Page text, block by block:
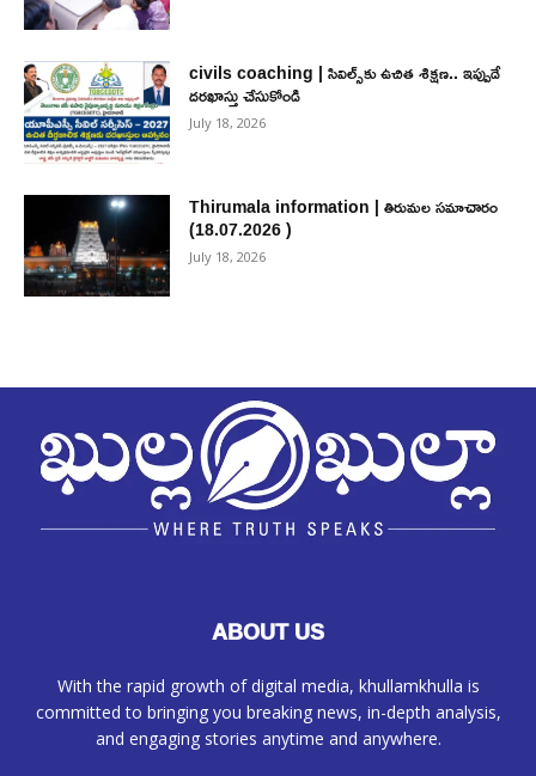
civils coaching | సివిల్స్‌కు ఉచిత శిక్ష‌ణ.. ఇప్పుడే
ద‌ర‌ఖాస్తు చేసుకోండి
July 18, 2026
Thirumala information | తిరుమల సమాచారం
(18.07.2026 )
July 18, 2026
ABOUT US
With the rapid growth of digital media, khullamkhulla is
committed to bringing you breaking news, in-depth analysis,
and engaging stories anytime and anywhere.